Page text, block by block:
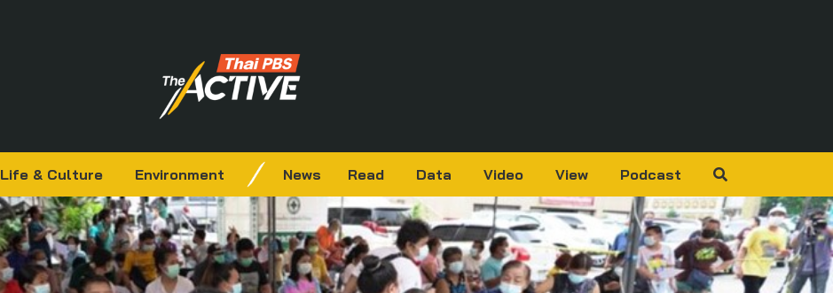
Life & Culture Environment News Read Data Video View Podcast